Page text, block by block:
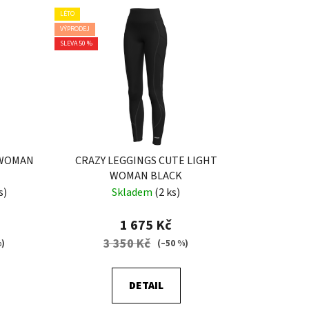
LÉTO
VÝPRODEJ
SLEVA 50 %
CRAZY LEGGINGS CUTE LIGHT
WOMAN BLACK
Skladem (2 ks)
1 675 Kč
3 350 Kč (–50 %)
DETAIL